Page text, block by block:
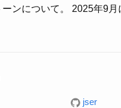
ンについて。 2025年9
jser